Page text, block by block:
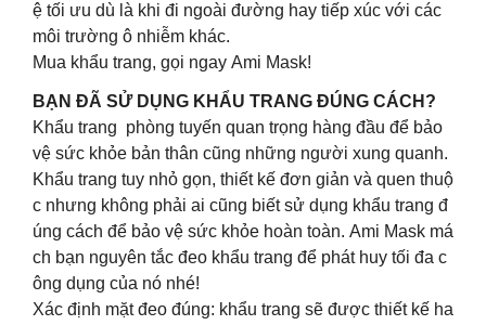
ệ tối ưu dù là khi đi ngoài đường hay tiếp xúc với các
môi trường ô nhiễm khác.
Mua khẩu trang, gọi ngay Ami Mask!
BẠN ĐÃ SỬ DỤNG KHẨU TRANG ĐÚNG CÁCH?
Khẩu trang phòng tuyến quan trọng hàng đầu để bảo
vệ sức khỏe bản thân cũng những người xung quanh.
Khẩu trang tuy nhỏ gọn, thiết kế đơn giản và quen thuộ
c nhưng không phải ai cũng biết sử dụng khẩu trang đ
úng cách để bảo vệ sức khỏe hoàn toàn. Ami Mask má
ch bạn nguyên tắc đeo khẩu trang để phát huy tối đa c
ông dụng của nó nhé!
Xác định mặt đeo đúng: khẩu trang sẽ được thiết kế ha